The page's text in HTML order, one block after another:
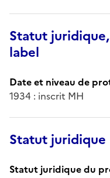
Statut
label
Date et niveau de
1934 : inscrit MH
Statut juridique
Statut juridique du